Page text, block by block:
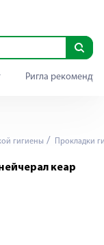
Ригла
гигиены Прокладки
кеар